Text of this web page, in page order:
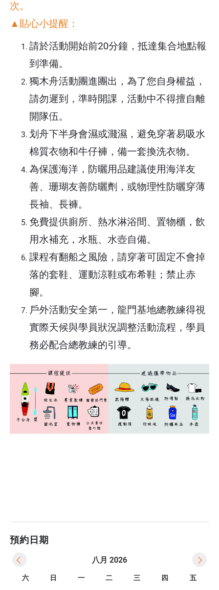
次。
▲貼心小提醒：
請於活動開始前20分鐘，抵達集合地點報
到準備。
獨木舟活動團進團出，為了您自身權益，
請勿遲到，準時開課，活動中不得擅自離
開隊伍。
划舟下半身會濕或濺濕，避免穿著易吸水
棉質衣物和牛仔褲，備一套換洗衣物。
為保護海洋，防曬用品建議使用海洋友
善、珊瑚友善防曬劑，或物理性防曬穿薄
長袖、長褲。
免費提供廁所、熱水淋浴間、置物櫃，飲
用水補充，水瓶、水壺自備。
課程有翻船之風險，請穿著可固定不會掉
落的套鞋、運動涼鞋或布希鞋；禁止赤
腳。
戶外活動安全第一，龍門基地總教練得視
實際天候與學員狀況調整活動流程，學員
務必配合總教練的引導。
5. 於活動中如因非可究責主辦單位之因素中止
參與活動，將不予退回款項。
預約日期
八月 2026
六 日 一 二 三 四 五